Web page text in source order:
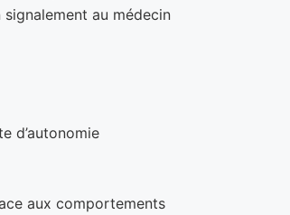
au médecin
d’autonomie
aux comportements